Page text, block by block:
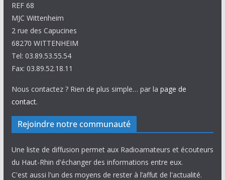
REF 68
MJC Wittenheim
2 rue des Capucines
68270 WITTENHEIM
Tel: 03.89.53.55.54
Fax: 03.89.52.18.11
Nous contactez ? Rien de plus simple… par la page de
contact.
Rejoindre notre communauté
Une liste de diffusion permet aux Radioamateurs et écouteurs
du Haut-Rhin d'échanger des informations entre eux.
C'est aussi l'un des moyens de rester à l’affut de l'actualité.